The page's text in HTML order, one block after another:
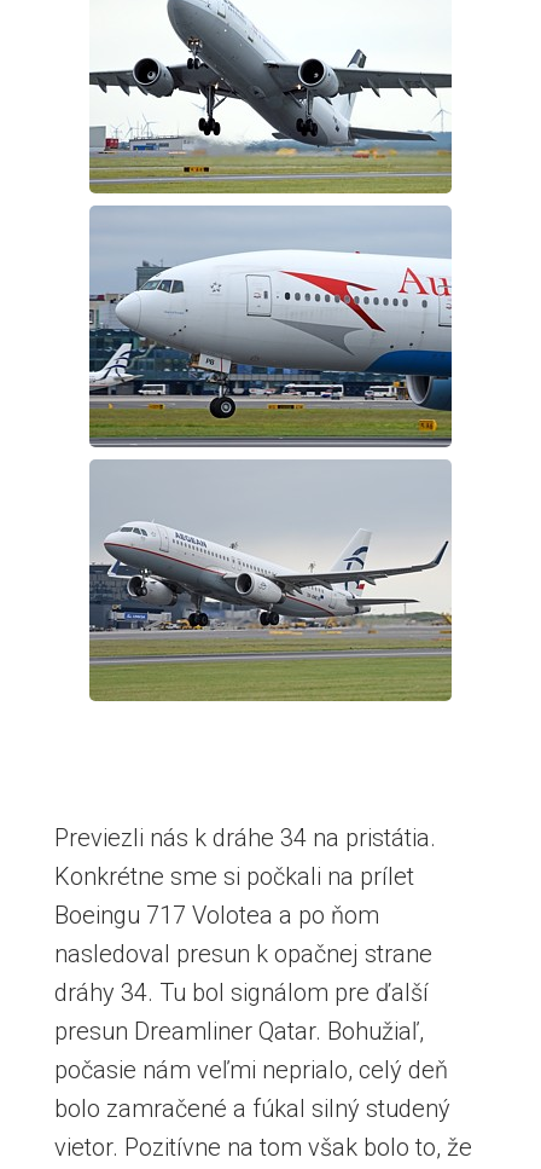
Previezli nás k dráhe 34 na pristátia.
Konkrétne sme si počkali na prílet
Boeingu 717 Volotea a po ňom
nasledoval presun k opačnej strane
dráhy 34. Tu bol signálom pre ďalší
presun Dreamliner Qatar. Bohužiaľ,
počasie nám veľmi neprialo, celý deň
bolo zamračené a fúkal silný studený
vietor. Pozitívne na tom však bolo to, že